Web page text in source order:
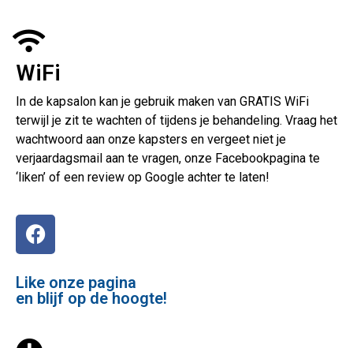
WiFi
In de kapsalon kan je gebruik maken van GRATIS WiFi
terwijl je zit te wachten of tijdens je behandeling. Vraag het
wachtwoord aan onze kapsters en vergeet niet je
verjaardagsmail aan te vragen, onze Facebookpagina te
‘liken’ of een review op Google achter te laten!
Like onze pagina
en blijf op de hoogte!